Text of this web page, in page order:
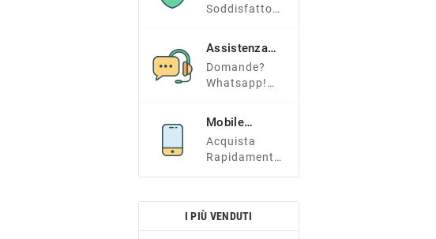
Soddisfatto?
Assistenza
Clienti
Domande?
Whatsapp!
7338966
Mobile
Friendly
Acquista
Rapidamente
I PIÙ VENDUTI